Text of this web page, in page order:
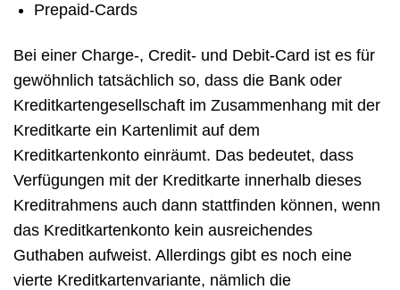
Prepaid-Cards
Bei einer Charge-, Credit- und Debit-Card ist es für
gewöhnlich tatsächlich so, dass die Bank oder
Kreditkartengesellschaft im Zusammenhang mit der
Kreditkarte ein Kartenlimit auf dem
Kreditkartenkonto einräumt. Das bedeutet, dass
Verfügungen mit der Kreditkarte innerhalb dieses
Kreditrahmens auch dann stattfinden können, wenn
das Kreditkartenkonto kein ausreichendes
Guthaben aufweist. Allerdings gibt es noch eine
vierte Kreditkartenvariante, nämlich die